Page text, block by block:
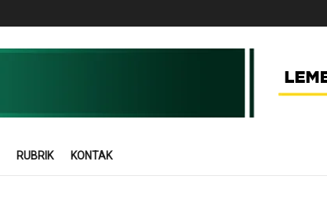
RUBRIK KONTAK